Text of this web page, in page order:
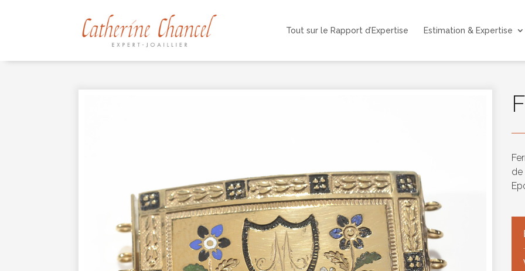
Tout sur le Rapport d’Expertise Estimation & Expertise
de